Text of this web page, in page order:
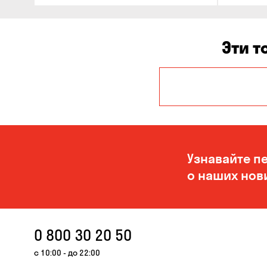
Эти
Белогородка
Вольная
Терешковка
Узнавайте
о наших
0 800 30 20 50
с 10:00 - до 22:00